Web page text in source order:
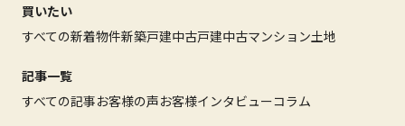
買いたい
すべての新着物件新築戸建中古戸建中古マンション土地
記事一覧
すべての記事お客様の声お客様インタビューコラム